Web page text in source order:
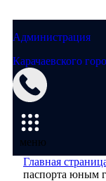
Администрация
Карачаевского
меню
Главная
паспорта юным
Мэрия